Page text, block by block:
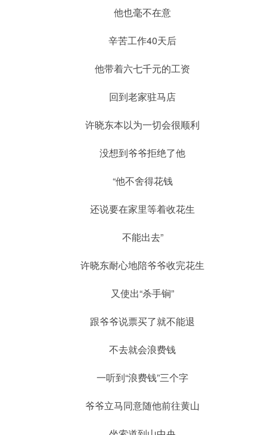
他也毫不在意
辛苦工作40天后
他带着六七千元的工资
回到老家驻马店
许晓东本以为一切会很顺利
没想到爷爷拒绝了他
“他不舍得花钱
还说要在家里等着收花生
不能出去”
许晓东耐心地陪爷爷收完花生
又使出“杀手锏”
跟爷爷说票买了就不能退
不去就会浪费钱
一听到“浪费钱”三个字
爷爷立马同意随他前往黄山